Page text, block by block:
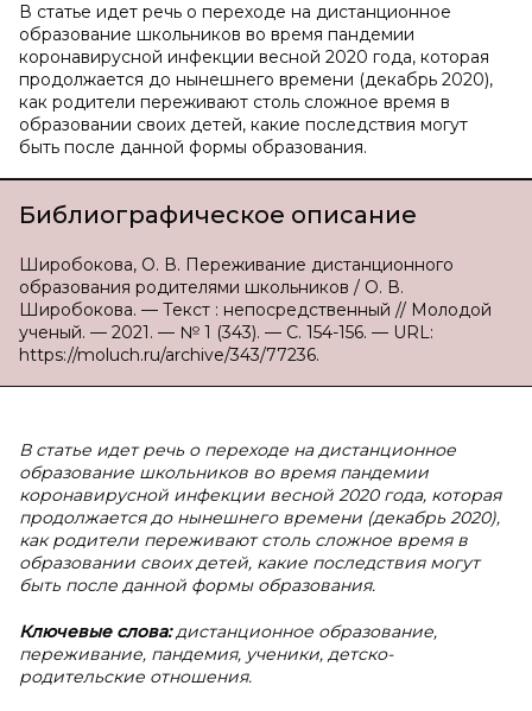
В статье идет речь о переходе на дистанционное
образование школьников во время пандемии
коронавирусной инфекции весной 2020 года, которая
продолжается до нынешнего времени (декабрь 2020),
как родители переживают столь сложное время в
образовании своих детей, какие последствия могут
быть после данной формы образования.
Библиографическое описание
Широбокова, О. В. Переживание дистанционного
образования родителями школьников / О. В.
Широбокова. — Текст : непосредственный // Молодой
ученый. — 2021. — № 1 (343). — С. 154-156. — URL:
https://moluch.ru/archive/343/77236.
В статье идет речь о переходе на дистанционное
образование школьников во время пандемии
коронавирусной инфекции весной 2020 года, которая
продолжается до нынешнего времени (декабрь 2020),
как родители переживают столь сложное время в
образовании своих детей, какие последствия могут
быть после данной формы образования.
Ключевые слова:дистанционное образование,
переживание, пандемия, ученики, детско-
родительские отношения.